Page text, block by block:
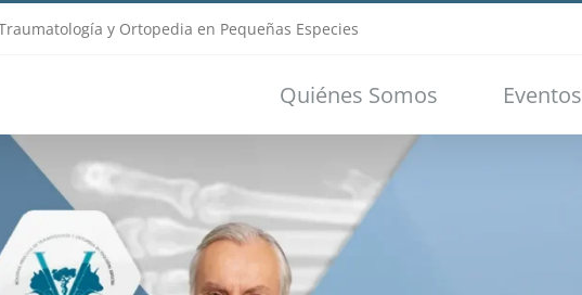
y Ortopedia en Pequeñas Especies
Quiénes Somos Eventos